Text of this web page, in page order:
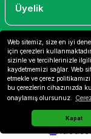
Web sitemiz, size en iyi
için çerezleri
sizinle ve tercihlerinizle
kaydetmemizi sağlar. Web
etmekle ve çerez
bu çerezlerin cihazınızda
onaylamış olursunuz.
Kapat
Üyelik
2024